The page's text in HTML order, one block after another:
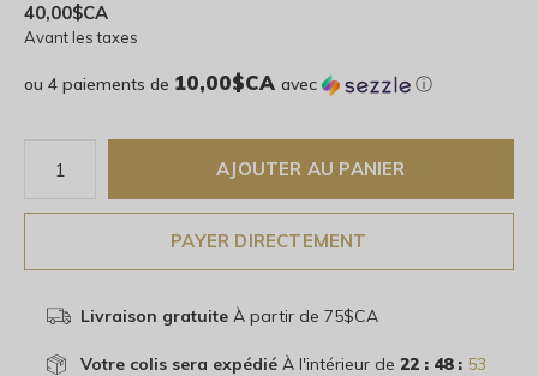
40,00$CA
Avant les taxes
ou 4 paiements de 10,00$CA avec ⓘ
AJOUTER AU PANIER
PAYER DIRECTEMENT
Livraison gratuiteÀ partir de 75$CA
Votre colis sera expédiéÀ l'intérieur de 22 : 48 : 53